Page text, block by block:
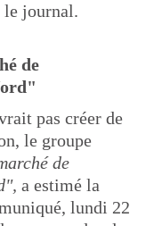
le journal.
de
pas créer de
le groupe
de
a estimé la
lundi 22